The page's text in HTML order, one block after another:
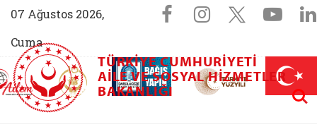
07 Ağustos 2026,
Cuma
Sosyal
Facebook
Instagram
X
Aile (yeni sekmede açılır)
AİLEM İletişim Merkezi (yeni sekmede açılır)
Aile ve Nüfus On Yılı (yeni sekmede açılır)
Darülaceze bağış sayfası (yeni
TÜRKIYE CUMHURIYETI
AILE VE SOSYAL HIZMETLER
BAKANLIĞI